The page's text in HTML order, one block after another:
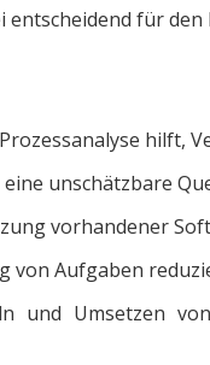
für den
hilft,
unschätzbare
vorhandener
von Aufgaben
und Umsetzen